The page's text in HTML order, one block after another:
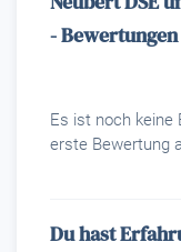
- Bewertungen
Es ist noch keine
erste Bewertung
Du hast